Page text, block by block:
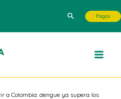
Buscar Pagos
a Colombia: dengue ya supera los